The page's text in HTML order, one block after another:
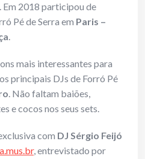
. Em 2018 participou de
Pé de Serra em Paris –
.
mais interessantes para
principais DJs de Forró Pé
. Não faltam baiões,
e cocos nos seus sets.
com DJ Sérgio Feijó
, entrevistado por